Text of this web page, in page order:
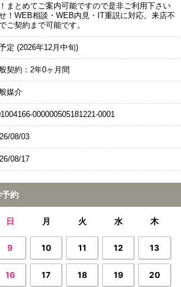
まとめてご案内可能ですので是非ご利用下さい
！WEB相談・WEB内見・IT重説に対応。来店不
ご契約まで可能です。
定 (2026年12月中旬)
契約：2年0ヶ月間
媒介
000000505181221-0001
08/03
08/17
予約
日 月 火 水 木
9 10 11 12 13
16 17 18 19 20